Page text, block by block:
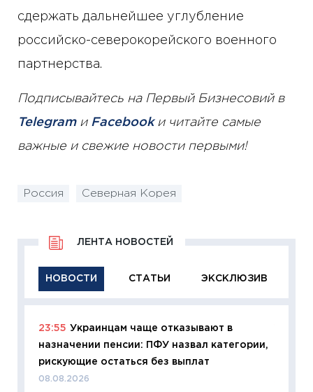
сдержать дальнейшее углубление
российско-северокорейского военного
партнерства.
Подписывайтесь на Первый Бизнесовий в
Telegramи Facebookи читайте самые
важные и свежие новости первыми!
Россия Северная Корея
НОВОСТИ СТАТЬИ ЭКСКЛЮЗИВ
ЛЕНТА НОВОСТЕЙ
23:55 Украинцам чаще отказывают в
назначении пенсии: ПФУ назвал категории,
рискующие остаться без выплат
08.08.2026